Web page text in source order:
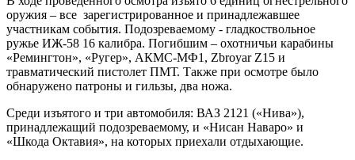
оружия – все зарегистрированное и принадлежавшее
участникам события. Подозреваемому - гладкоствольное
ружье ИЖ-58 16 калибра. Погибшим – охотничьи карабины
«Ремингтон», «Ругер», АКМС-МФ1, Zbroyar Z15 и
травматический пистолет ПМТ. Также при осмотре было
обнаружено патроны и гильзы, два ножа.
Среди изъятого и три автомобиля: ВАЗ 2121 («Нива»),
принадлежащий подозреваемому, и «Нисан Наваро» и
«Шкода Октавия», на которых приехали отдыхающие.